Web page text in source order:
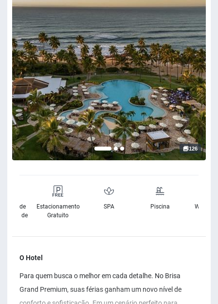
126
de
Estacionamento
Gratuito
SPA Piscina Wifi
O Hotel
Para quem busca o melhor em cada detalhe. No Brisa
Grand Premium, suas férias ganham um novo nível de